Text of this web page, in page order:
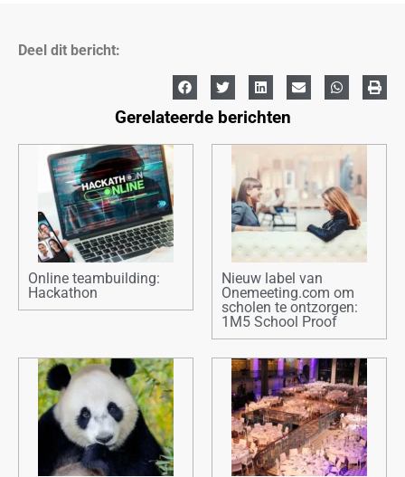
Deel dit bericht:
Gerelateerde berichten
Online teambuilding:
Hackathon
Nieuw label van
Onemeeting.com om
scholen te ontzorgen:
1M5 School Proof